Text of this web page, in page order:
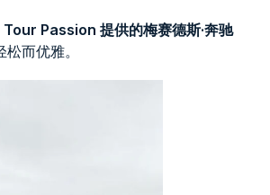
Tour Passion 提供的梅赛德斯·奔驰
而优雅。